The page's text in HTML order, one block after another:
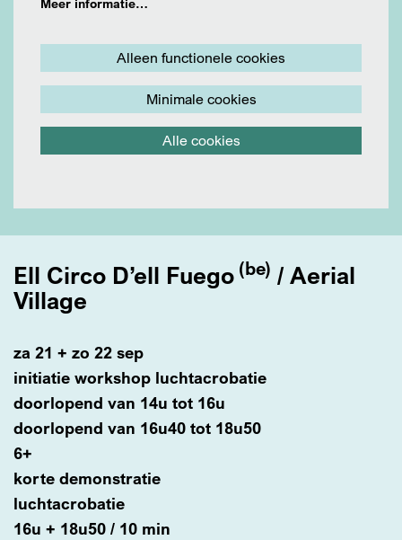
Meer informatie…
Alleen functionele cookies
Minimale cookies
Alle cookies
Ell Circo D’ell Fuego (be) / Aerial
Village
za 21 + zo 22 sep
initiatie workshop luchtacrobatie
doorlopend van 14u tot 16u
doorlopend van 16u40 tot 18u50
6+
korte demonstratie
luchtacrobatie
16u + 18u50 / 10 min